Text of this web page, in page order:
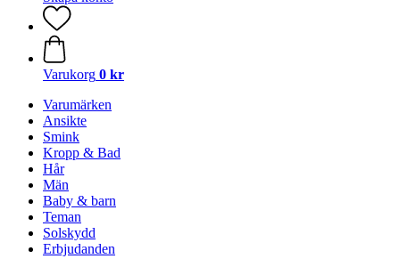
Varukorg 0 kr
Varumärken
Ansikte
Smink
Kropp & Bad
Hår
Män
Baby & barn
Teman
Solskydd
Erbjudanden